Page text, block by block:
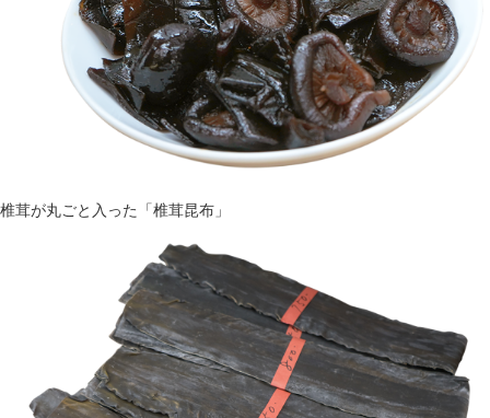
椎茸が丸ごと入った「椎茸昆布」